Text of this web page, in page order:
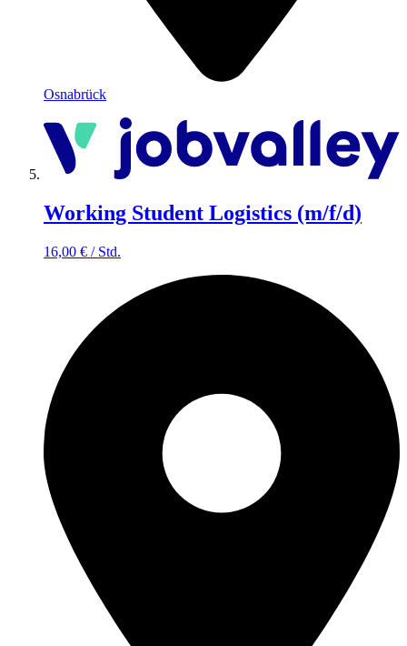
Osnabrück
Working Student Logistics (m/f/d)
16,00 € / Std.